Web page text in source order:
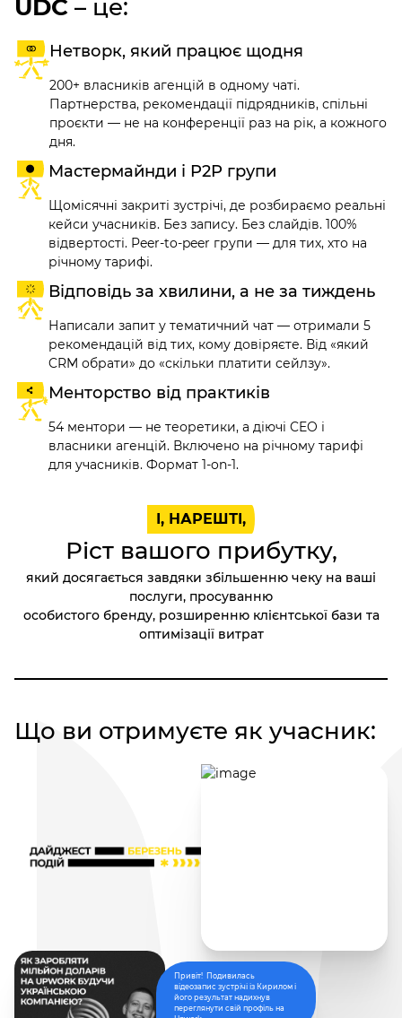
UDC – це:
Нетворк, який працює щодня
200+ власників агенцій в одному чаті.
Партнерства, рекомендації підрядників, спільні
проєкти — не на конференції раз на рік, а кожного
дня.
Мастермайнди і P2P групи
Щомісячні закриті зустрічі, де розбираємо реальні
кейси учасників. Без запису. Без слайдів. 100%
відвертості. Peer-to-peer групи — для тих, хто на
річному тарифі.
Відповідь за хвилини, а не за тиждень
Написали запит у тематичний чат — отримали 5
рекомендацій від тих, кому довіряєте. Від «який
CRM обрати» до «скільки платити сейлзу».
Менторство від практиків
54 ментори — не теоретики, а діючі CEO і
власники агенцій. Включено на річному тарифі
для учасників. Формат 1-on-1.
І, НАРЕШТІ,
Ріст вашого прибутку,
який досягається завдяки збільшенню чеку на ваші
послуги, просуванню
особистого бренду, розширенню клієнтської бази та
оптимізації витрат
Що ви отримуєте як учасник:
Привіт! Подивилась
відеозапис зустрічі із Кирилом і
його результат надихнув
переглянути свій профіль на